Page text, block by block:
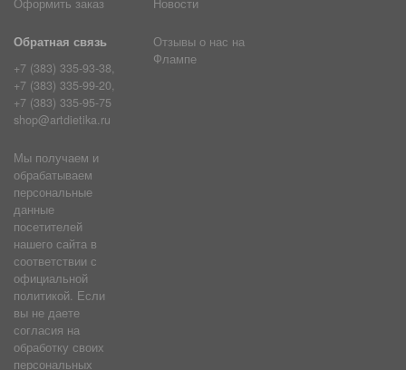
Оформить заказ
Новости
Обратная связь
+7 (383) 335-93-38,
+7 (383) 335-99-20,
+7 (383) 335-95-75
shop@artdietika.ru
Отзывы о нас на
Флампе
Мы получаем и
обрабатываем
персональные
данные
посетителей
нашего сайта в
соответствии с
официальной
политикой. Если
вы не даете
согласия на
обработку своих
персональных